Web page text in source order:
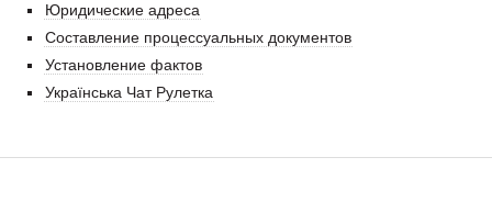
Юридические адреса
Составление процессуальных документов
Установление фактов
Українська Чат Рулетка